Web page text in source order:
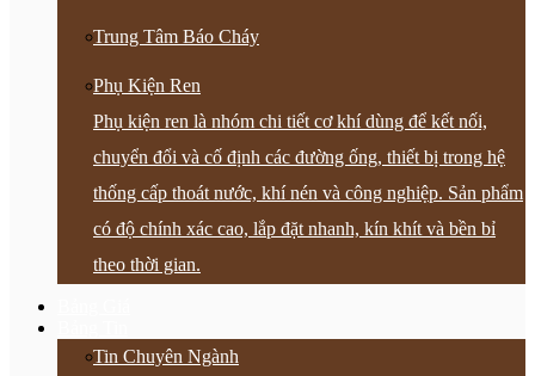
Trung Tâm Báo Cháy
Phụ Kiện Ren
Phụ kiện ren là nhóm chi tiết cơ khí dùng để kết nối,
chuyển đổi và cố định các đường ống, thiết bị trong hệ
thống cấp thoát nước, khí nén và công nghiệp. Sản phẩm
có độ chính xác cao, lắp đặt nhanh, kín khít và bền bỉ
theo thời gian.
Tin Chuyên Ngành